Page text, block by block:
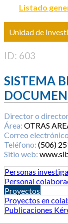
Listado
Unidad de
ID: 603
SISTEMA
Director o
Área: OTRAS
Correo
Teléfono: (506)
Sitio web:
Personas
Personal
Proyectos
Proyectos en
Publicaciones